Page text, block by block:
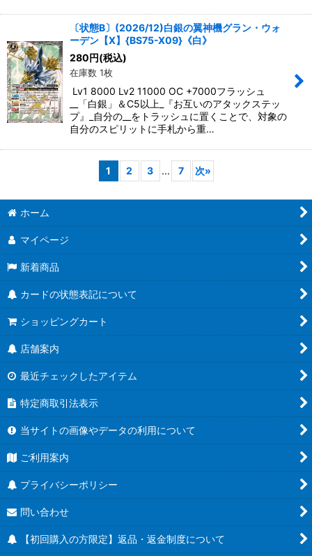
〔状態B〕(2026/12)白銀の翼神機グラン・ウォ
ーデン【X】{BS75-X09}《白》
280円(税込)
在庫数 1枚
Lv1 8000 Lv2 11000 OC +7000フラッシュ
__「白銀」＆C5以上_『お互いのアタックステッ
プ』_自分の__をトラッシュに置くことで、対象の
自分のスピリットに手札から重…
1 2 3 ... 7 次»
ホーム
マイページ
新着商品
カードの状態表記について
ショッピングカート
店舗案内
最近チェックしたアイテム
特定商取引法表示
当サイトの画像やデータの利用について
ご利用案内
プライバシーポリシー
問い合わせ
【初回購入の方限定】返品・返金制度について